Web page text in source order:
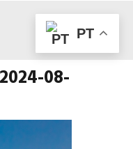
08-
PT